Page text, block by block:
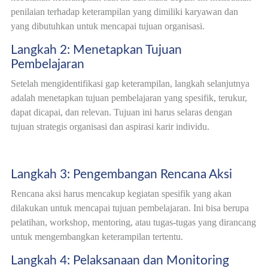
penilaian terhadap keterampilan yang dimiliki karyawan dan
yang dibutuhkan untuk mencapai tujuan organisasi.
Langkah 2: Menetapkan Tujuan
Pembelajaran
Setelah mengidentifikasi gap keterampilan, langkah selanjutnya
adalah menetapkan tujuan pembelajaran yang spesifik, terukur,
dapat dicapai, dan relevan. Tujuan ini harus selaras dengan
tujuan strategis organisasi dan aspirasi karir individu.
Langkah 3: Pengembangan Rencana Aksi
Rencana aksi harus mencakup kegiatan spesifik yang akan
dilakukan untuk mencapai tujuan pembelajaran. Ini bisa berupa
pelatihan, workshop, mentoring, atau tugas-tugas yang dirancang
untuk mengembangkan keterampilan tertentu.
Langkah 4: Pelaksanaan dan Monitoring